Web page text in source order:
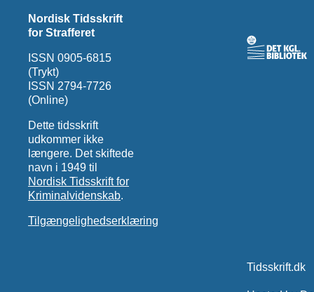
Nordisk Tidsskrift
for Strafferet
ISSN 0905-6815
(Trykt)
ISSN 2794-7726
(Online)
Dette tidsskrift
udkommer ikke
længere. Det skiftede
navn i 1949 til
Nordisk Tidsskrift for
Kriminalvidenskab.
Tilgængelighedserklæring